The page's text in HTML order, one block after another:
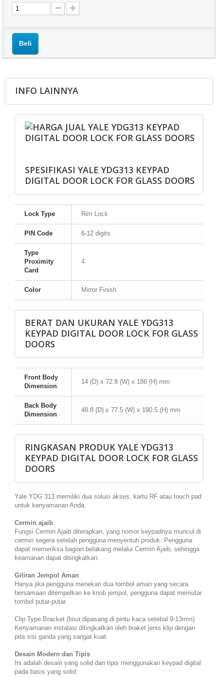
Beli
INFO LAINNYA
SPESIFIKASI YALE YDG313 KEYPAD
DIGITAL DOOR LOCK FOR GLASS DOORS
Lock Type Rim Lock
PIN Code 6-12 digits
Type
Proximity
Card
4
Color Mirror Finish
BERAT DAN UKURAN YALE YDG313
KEYPAD DIGITAL DOOR LOCK FOR GLASS
DOORS
Front Body
Dimension
14 (D) x 72.8 (W) x 186 (H) mm
Back Body
Dimension
48.8 (D) x 77.5 (W) x 190.5 (H) mm
RINGKASAN PRODUK YALE YDG313
KEYPAD DIGITAL DOOR LOCK FOR GLASS
DOORS
Yale YDG 313 memiliki dua solusi akses, kartu RF atau touch pad
untuk kenyamanan Anda.
Cermin ajaib
Fungsi Cermin Ajaib diterapkan, yang nomor keypadnya muncul di
cermin segera setelah pengguna menyentuh produk. Pengguna
dapat memeriksa bagian belakang melalui Cermin Ajaib, sehingga
keamanan dapat ditingkatkan.
Giliran Jempol Aman
Hanya jika pengguna menekan dua tombol aman yang secara
bersamaan ditempelkan ke knob jempol, pengguna dapat memutar
tombol putar-putar.
Clip Type Bracket (bisa dipasang di pintu kaca setebal 9-13mm)
Kenyamanan instalasi ditingkatkan oleh braket jenis klip dengan
pita sisi ganda yang sangat kuat.
Desain Modern dan Tipis
Ini adalah desain yang solid dan tipis menggunakan keypad digital
pada basis yang solid.